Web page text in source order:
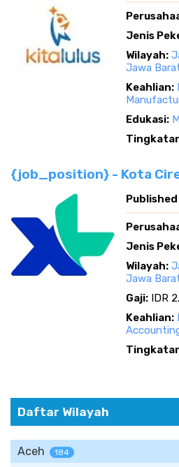
Jenis
Wilayah:
Jawa
Keahlian:
Edukasi:
{job_position} - Kota
Published
Jenis
Wilayah:
Jawa
Gaji: IDR
Keahlian:
Daftar Wilayah
Aceh 184